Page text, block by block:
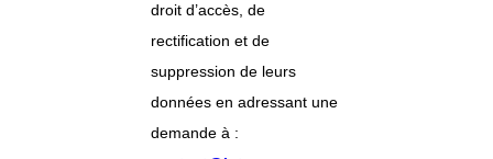
droit d’accès, de
rectification et de
suppression de leurs
données en adressant une
demande à :